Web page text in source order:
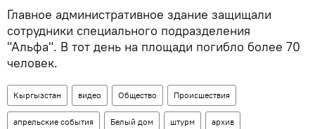
Главное административное здание защищали
сотрудники специального подразделения
"Альфа". В тот день на площади погибло более 70
человек.
Кыргызстан видео Общество Происшествия
апрельские события Белый дом штурм архив